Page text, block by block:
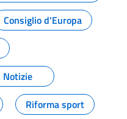
Consiglio d'Europa
Notizie
Riforma sport